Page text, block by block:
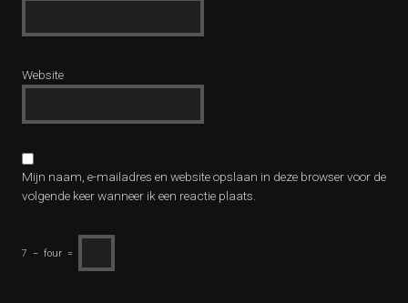
Website
Mijn naam, e-mailadres en website opslaan in deze browser voor de
volgende keer wanneer ik een reactie plaats.
7 − four =